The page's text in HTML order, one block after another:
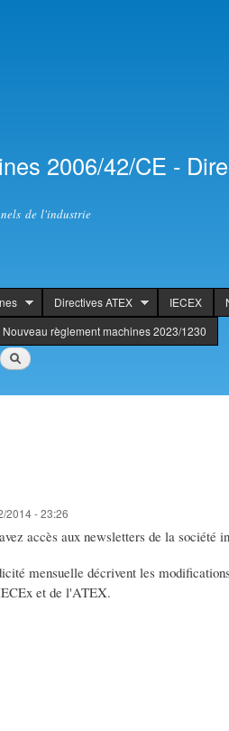
2006/42/CE -
de l'industrie
Directives ATEX IECEX
Nouveau règlement machines 2023/1230
Search
2014 - 23:26
accès aux newsletters de la société
mensuelle décrivent les
et de l'ATEX.